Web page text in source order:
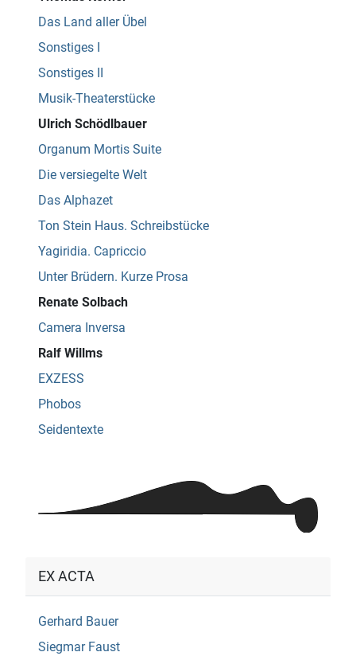
Das Land aller Übel
Sonstiges I
Sonstiges II
Musik-Theaterstücke
Ulrich Schödlbauer
Organum Mortis Suite
Die versiegelte Welt
Das Alphazet
Ton Stein Haus. Schreibstücke
Yagiridia. Capriccio
Unter Brüdern. Kurze Prosa
Renate Solbach
Camera Inversa
Ralf Willms
EXZESS
Phobos
Seidentexte
EX ACTA
Gerhard Bauer
Siegmar Faust